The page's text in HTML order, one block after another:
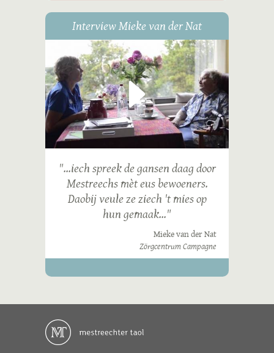
Interview Mieke van der Nat
"...iech spreek de gansen daag door
Mestreechs mèt eus bewoeners.
Daobij veule ze ziech 't mies op
hun gemaak..."
Mieke van der Nat
Zörgcentrum Campagne